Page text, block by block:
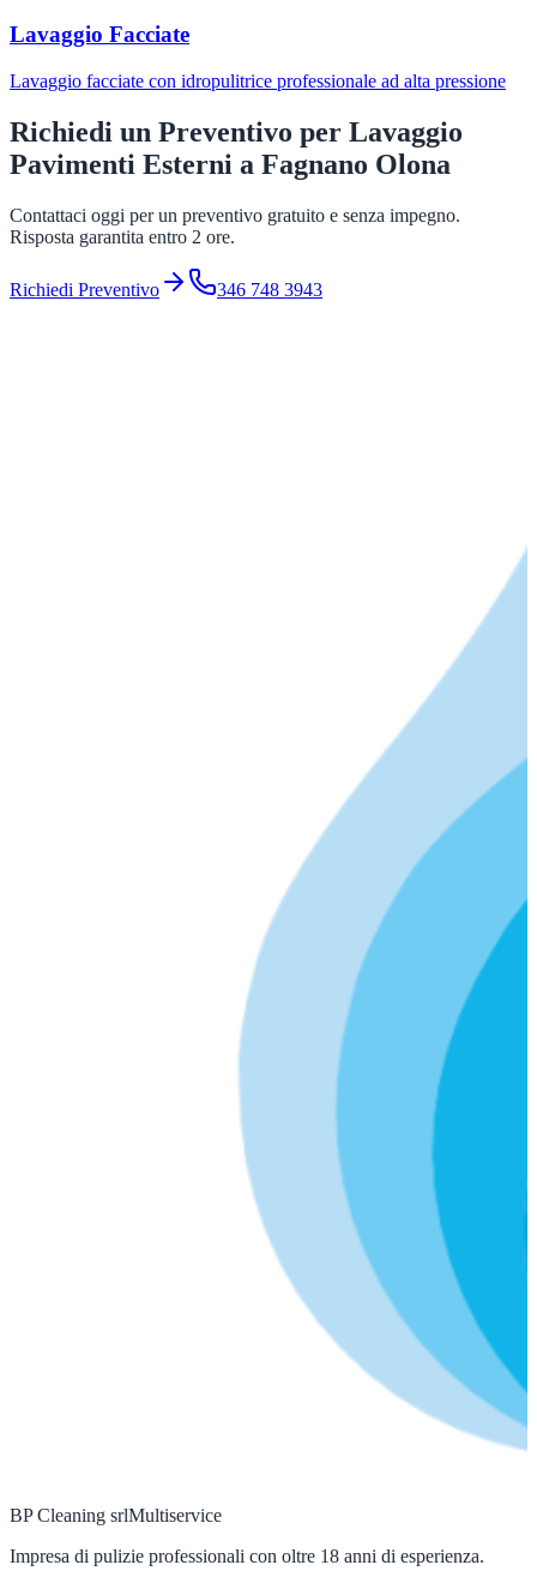
Lavaggio Facciate
Lavaggio facciate con idropulitrice professionale ad alta pressione
Richiedi un Preventivo per Lavaggio
Pavimenti Esterni a Fagnano Olona
Contattaci oggi per un preventivo gratuito e senza impegno.
Risposta garantita entro 2 ore.
Richiedi Preventivo 346 748 3943
BP Cleaning srlMultiservice
Impresa di pulizie professionali con oltre 18 anni di esperienza.